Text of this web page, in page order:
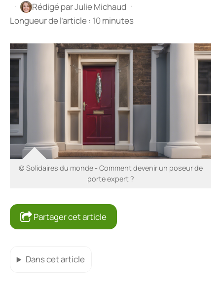
·
Rédigé parJulie Michaud ·
Longueur de l’article : 10 minutes
© Solidaires du monde - Comment devenir un poseur de
porte expert ?
Partager cet article
Dans cet article